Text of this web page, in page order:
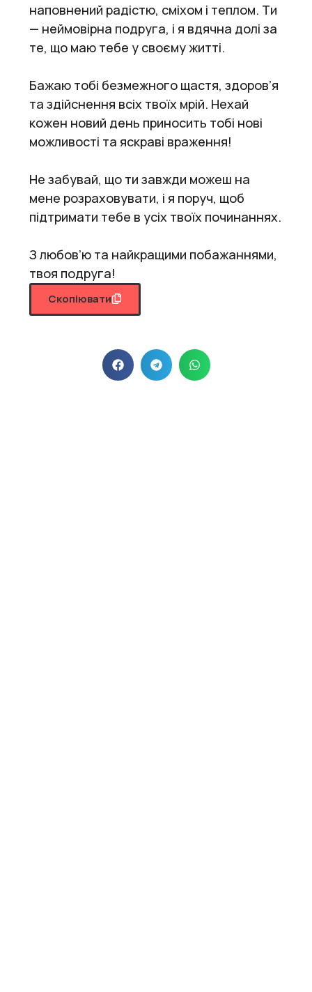
наповнений радістю, сміхом і теплом. Ти
— неймовірна подруга, і я вдячна долі за
те, що маю тебе у своєму житті.
Бажаю тобі безмежного щастя, здоров’я
та здійснення всіх твоїх мрій. Нехай
кожен новий день приносить тобі нові
можливості та яскраві враження!
Не забувай, що ти завжди можеш на
мене розраховувати, і я поруч, щоб
підтримати тебе в усіх твоїх починаннях.
З любов’ю та найкращими побажаннями,
твоя подруга!
Скопіювати